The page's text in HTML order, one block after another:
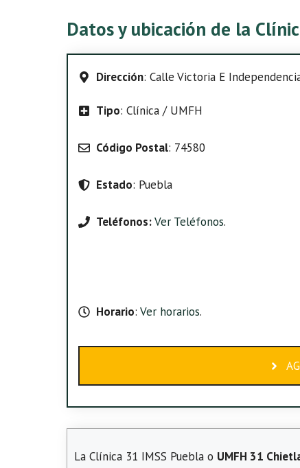
Datos y ubicación de la
Dirección: Calle Victoria E
Tipo: Clínica / UMFH
Código Postal: 74580
Estado: Puebla
Teléfonos:Ver Teléfonos.
Horario: Ver horarios.
La Clínica 31 IMSS Puebla o UMFH 31